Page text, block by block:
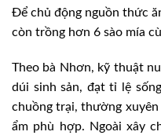
Để chủ động nguồn thức
còn trồng hơn 6 sào mía
Theo bà Nhơn, kỹ thuật
dúi sinh sản, đạt tỉ lệ
chuồng trại, thường
ẩm phù hợp. Ngoài xây